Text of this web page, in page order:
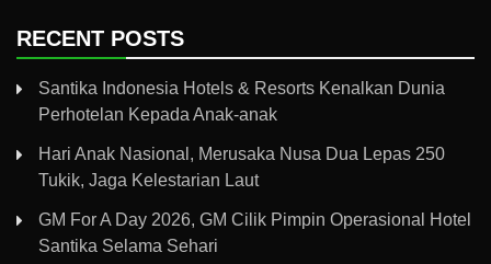
RECENT POSTS
Santika Indonesia Hotels & Resorts Kenalkan Dunia
Perhotelan Kepada Anak-anak
Hari Anak Nasional, Merusaka Nusa Dua Lepas 250
Tukik, Jaga Kelestarian Laut
GM For A Day 2026, GM Cilik Pimpin Operasional Hotel
Santika Selama Sehari